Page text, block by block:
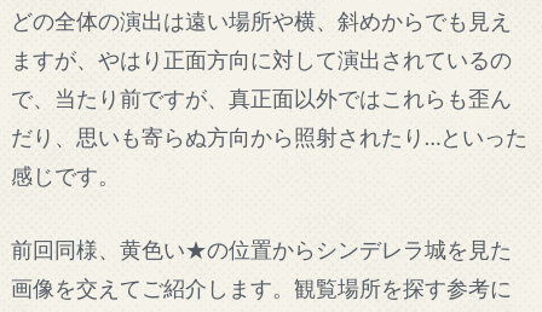
どの全体の演出は遠い場所や横、斜めからでも見え
ますが、やはり正面方向に対して演出されているの
で、当たり前ですが、真正面以外ではこれらも歪ん
だり、思いも寄らぬ方向から照射されたり…といった
感じです。
前回同様、黄色い★の位置からシンデレラ城を見た
画像を交えてご紹介します。観覧場所を探す参考に